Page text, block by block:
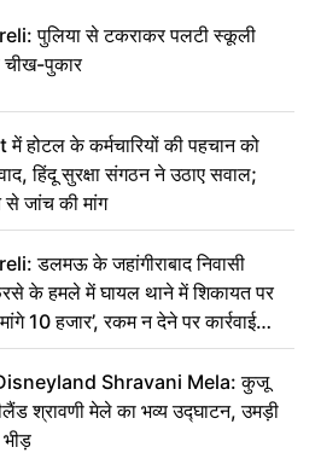
पुलिया से टकराकर पलटी स्कूली
चीख-पुकार
होटल के कर्मचारियों की पहचान को
हिंदू सुरक्षा संगठन ने उठाए सवाल;
से जांच की मांग
डलमऊ के जहांगीराबाद निवासी
के हमले में घायल थाने में शिकायत पर
10 हजार’, रकम न देने पर कार्रवाई
Shravani Mela: कुजू
श्रावणी मेले का भव्य उद्घाटन, उमड़ी
भीड़